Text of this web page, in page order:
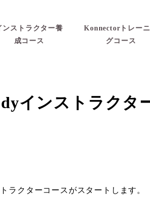
ンストラクター養
成コース
Konnectorトレー
グコース
インストラクタ
ラクターコースがスタートします。